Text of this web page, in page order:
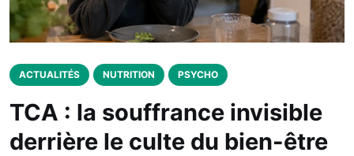
ACTUALITÉS NUTRITION PSYCHO
TCA : la souffrance invisible
derrière le culte du bien-être